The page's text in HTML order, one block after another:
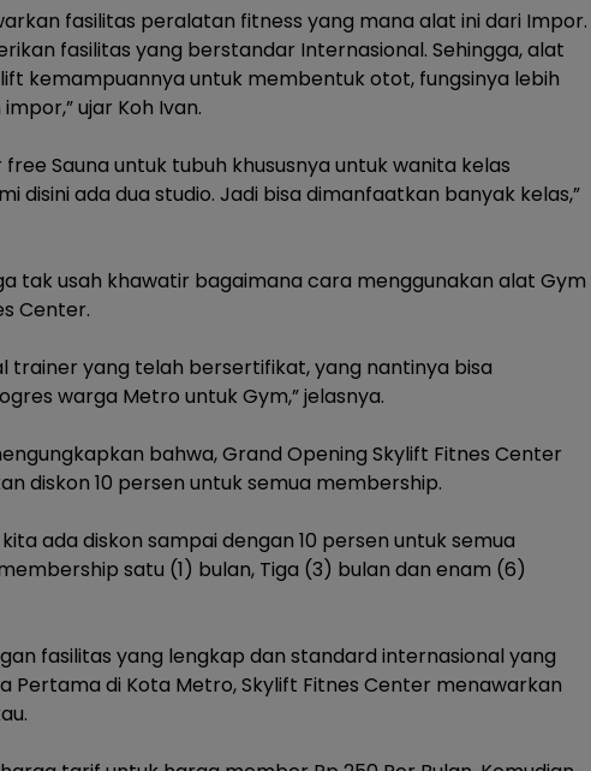
fasilitas peralatan fitness yang mana alat ini dari Impor.
fasilitas yang berstandar Internasional. Sehingga, alat
‎kemampuannya untuk membentuk otot, fungsinya lebih
ujar Koh Ivan.
free Sauna untuk tubuh khususnya untuk wanita kelas
disini ada dua studio. Jadi bisa dimanfaatkan banyak kelas,”
tak usah khawatir bagaimana cara menggunakan alat Gym
Center.
trainer yang telah bersertifikat, yang nantinya bisa
warga Metro untuk Gym,” jelasnya.
bahwa, Grand Opening Skylift Fitnes Center
diskon 10 persen untuk semua membership.
ada diskon sampai dengan 10 persen untuk semua
satu (1) bulan, Tiga (3) bulan dan enam (6)
fasilitas yang lengkap dan standard internasional yang
Pertama di Kota Metro, Skylift Fitnes Center menawarkan